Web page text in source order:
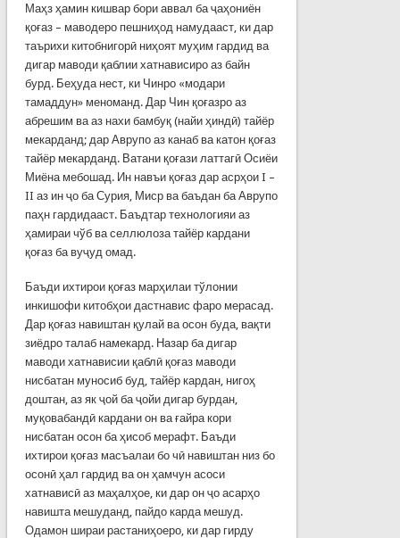
Маҳз ҳамин кишвар бори аввал ба ҷаҳониён
қоғаз – маводеро пешниҳод намудааст, ки дар
таърихи китобнигорӣ ниҳоят муҳим гардид ва
дигар маводи қаблии хатнависиро аз байн
бурд. Беҳуда нест, ки Чинро «модари
тамаддун» меноманд. Дар Чин қоғазро аз
абрешим ва аз нахи бамбуқ (найи ҳиндӣ) тайёр
мекарданд; дар Ав­рупо аз канаб ва катон қоғаз
тайёр мекарданд. Ватани қоғази латтагӣ Осиёи
Миёна мебошад. Ин навъи қоғаз дар асрҳои I –
II аз ин ҷо ба Сурия, Миср ва баъдан ба Аврупо
паҳн гардидааст. Баъдтар технологияи аз
ҳамираи чўб ва селлюлоза тайёр кардани
қоғаз ба вуҷуд омад.
Баъди ихтирои қоғаз марҳилаи тўлонии
инкишофи китобҳои дастнавис фаро мерасад.
Дар қоғаз навиштан қулай ва осон буда, вақти
зиёдро талаб намекард. Назар ба дигар
маводи хатнависии қаблӣ қоғаз маводи
нисбатан муносиб буд, тайёр кардан, нигоҳ
доштан, аз як ҷой ба ҷойи дигар бурдан,
муқовабандӣ кардани он ва ғайра кори
нисбатан осон ба ҳисоб мерафт. Баъди
ихтирои қоғаз масъалаи бо чӣ навиштан низ бо
осонӣ ҳал гардид ва он ҳамчун асоси
хатнависӣ аз маҳалҳое, ки дар он ҷо асарҳо
навишта мешуданд, пайдо карда мешуд.
Одамон шираи растаниҳоеро, ки дар гирду